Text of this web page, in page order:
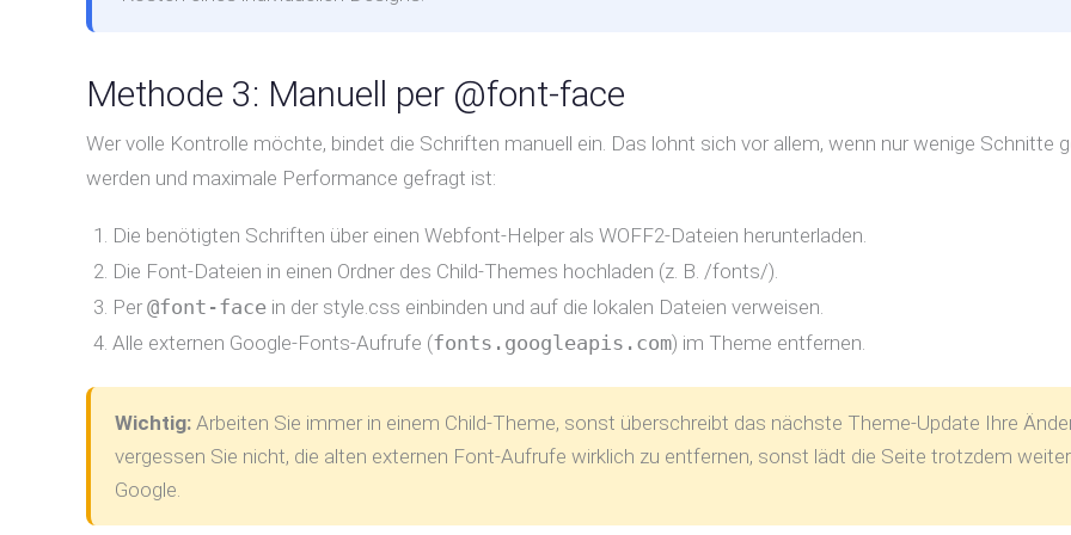
Methode 3: Manuell per @font-face
Wer volle Kontrolle möchte, bindet die Schriften manuell ein. Das lohnt sich vor allem, wenn nur wenige Schnitte
werden und maximale Performance gefragt ist:
Die benötigten Schriften über einen Webfont-Helper als WOFF2-Dateien herunterladen.
Die Font-Dateien in einen Ordner des Child-Themes hochladen (z. B. /fonts/).
Per @font-face in der style.css einbinden und auf die lokalen Dateien verweisen.
Alle externen Google-Fonts-Aufrufe (fonts.googleapis.com) im Theme entfernen.
Wichtig: Arbeiten Sie immer in einem Child-Theme, sonst überschreibt das nächste Theme-Update Ihre
vergessen Sie nicht, die alten externen Font-Aufrufe wirklich zu entfernen, sonst lädt die Seite trotzdem
Google.